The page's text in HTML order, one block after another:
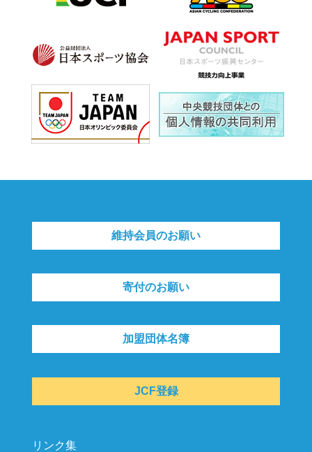
維持会員のお願い
寄付のお願い
加盟団体名簿
JCF登録
リンク集